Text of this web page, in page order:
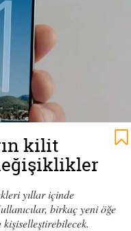
kilit
yıllar içinde
birkaç yeni öğe